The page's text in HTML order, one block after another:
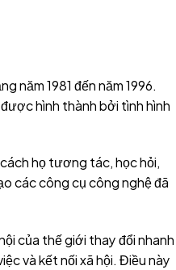
năm 1981 đến năm 1996.
hình thành bởi tình hình
họ tương tác, học hỏi,
các công cụ công nghệ đã
của thế giới thay đổi nhanh
và kết nối xã hội. Điều này